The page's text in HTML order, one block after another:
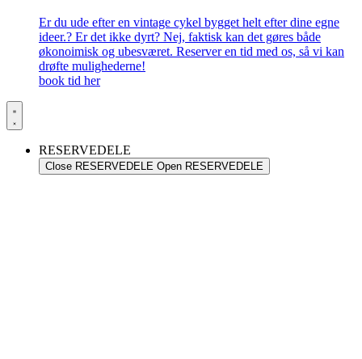
Er du ude efter en vintage cykel bygget helt efter dine egne
ideer.? Er det ikke dyrt? Nej, faktisk kan det gøres både
økonoimisk og ubesværet. Reserver en tid med os, så vi kan
drøfte mulighederne!
book tid her
RESERVEDELE
Close RESERVEDELE Open RESERVEDELE